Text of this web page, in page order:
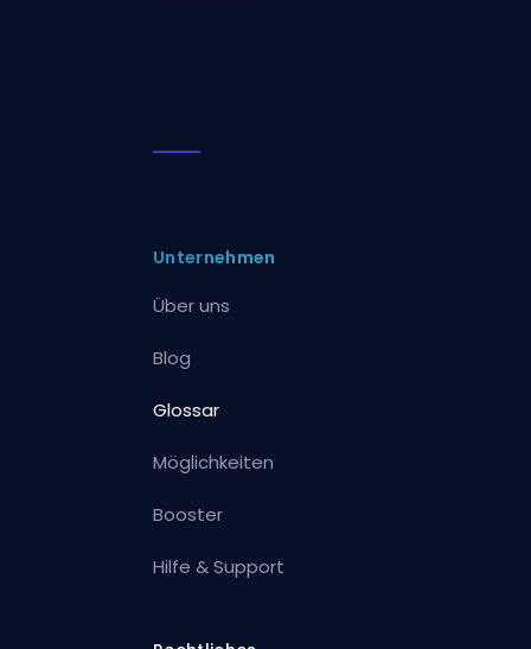
Unternehmen
Über uns
Blog
Glossar
Möglichkeiten
Booster
Hilfe & Support